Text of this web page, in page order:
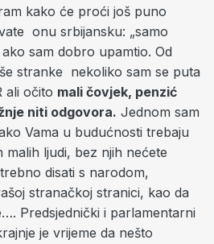
kako će proći još puno
onu srbijansku: „samo
sam dobro upamtio. Od
stranke nekoliko sam se puta
ali očito mali čovjek, penzić
niti odgovora. Jednom sam
Vama u budućnosti trebaju
ljudi, bez njih nećete
disati s narodom,
stranačkoj stranici, kao da
Predsjednički i parlamentarni
je vrijeme da nešto